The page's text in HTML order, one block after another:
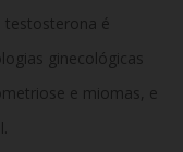
testosterona é
ginecológicas
e miomas, e